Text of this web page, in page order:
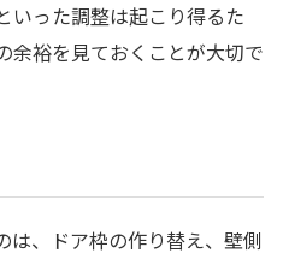
いった調整は起こり得るた
余裕を見ておくことが大切で
は、ドア枠の作り替え、壁側